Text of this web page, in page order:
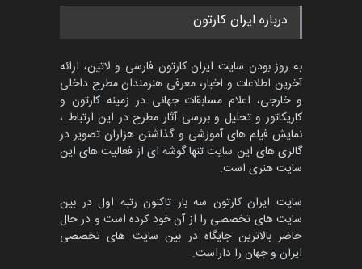
پنجمین مسابقۀ بین‌المللی
کارتون CARTUNION ، …
جشنواره بین‌المللی کارتون
مدارس پرتغال، ۲۰۲۷
مهلت 4 ماه دیگر
پنجمین مسابقۀ بین‌المللی
کارتون طنز «کلاه‌ای…
مهلت
درباره ایران کارتون
به روز بودن سایت ایران کارتون فارسی و لاتین، ارائه
آخرین اطلاعات و اخبار، معرفی هنرمندان مطرح داخلی
و خارجی، اعلام مسابقات جهانی در زمینه کارتون و
کاریکاتور و تحلیل و بررسی آثار مطرح در این ارتباط ،
نمایش فیلم های آموزشی و گذاشتن هزاران تصویر در
گالری های این سایت تنها گوشه ای از فعالیت های این
سایت هنری است.
سایت ایران کارتون سه بار تاکنون رتبه اول در بین
سایت های تخصصی را از آن خود کرده است و در حال
حاضر بالاترین جایگاه در بین سایت های تخصصی
ایران و جهان را داراست.